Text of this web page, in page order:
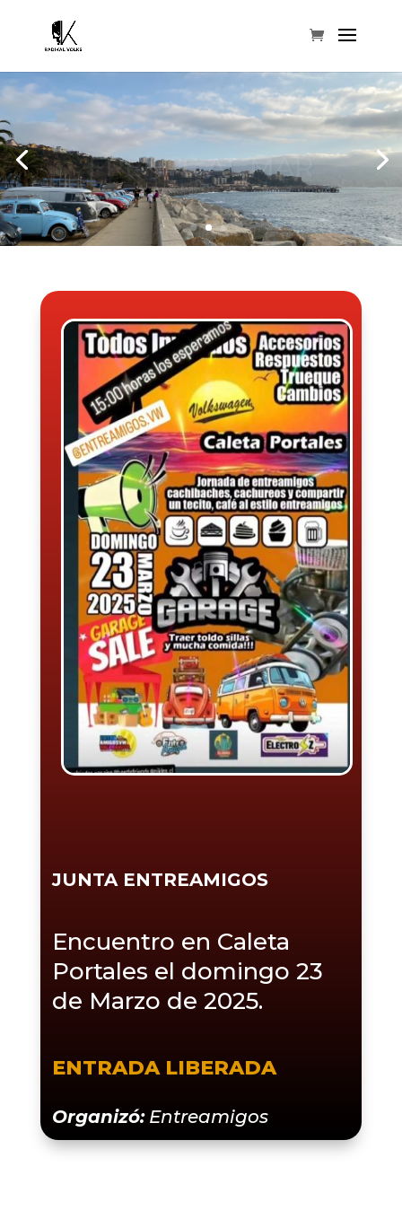
FRENTE AL MAR
JUNTA ENTREAMIGOS
Encuentro en Caleta
Portales el domingo 23
de Marzo de 2025.
ENTRADA LIBERADA
Organizó:Entreamigos